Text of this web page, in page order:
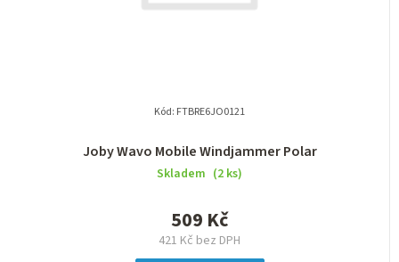
Joby Wavo Mobile Windjammer Polar
Skladem (2 ks)
421 Kč bez DPH
509 Kč
Kód: FTBRE6JO0121